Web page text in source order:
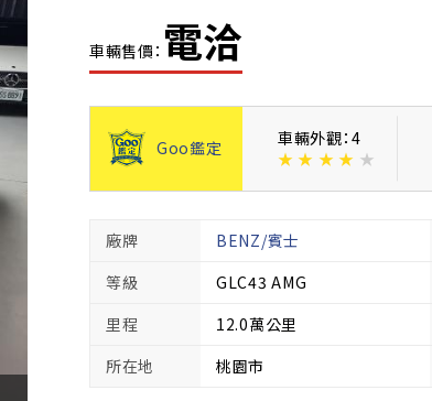
車輛售價： 電洽
Goo鑑定
車輛外觀：4
★ ★ ★ ★ ★
廠牌 BENZ/賓士
等級
GLC43 AMG
里程
12.0萬公里
所在地
桃園市